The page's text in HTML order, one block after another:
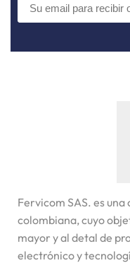
Fervicom SAS. es
colombiana, cuyo
mayor y al detal de
electrónico y